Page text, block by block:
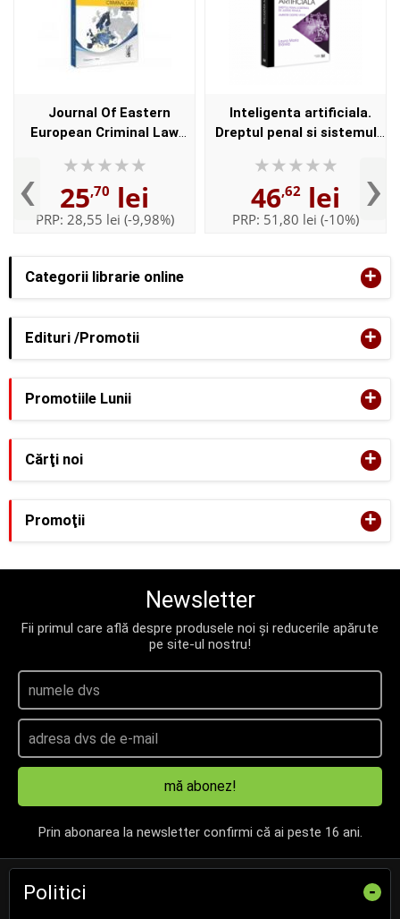
Categorii librarie online +
Edituri /Promotii +
‹
Journal Of Eastern
European Criminal Law
Stanila
25,70 lei
PRP: 28,55 lei (-9,98%)
Inteligenta artificiala.
Dreptul penal si sistemul
despre viitor - Laura Maria
Stanila
46,62 lei
PRP: 51,80 lei (-10%) ›
Promotiile Lunii +
Cărţi noi +
Promoţii +
Newsletter
Fii primul care află despre produsele noi și reducerile apărute
pe site-ul nostru!
mă abonez!
Prin abonarea la newsletter confirmi că ai peste 16 ani.
Politici -